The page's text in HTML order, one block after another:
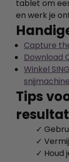
tablet om
en werk je
Capture
Download
Winkel
snijmachine
Tips
✓
✓
✓ Houd